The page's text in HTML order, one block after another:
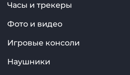
Часы и трекеры
Фото и видео
Игровые консоли
Наушники